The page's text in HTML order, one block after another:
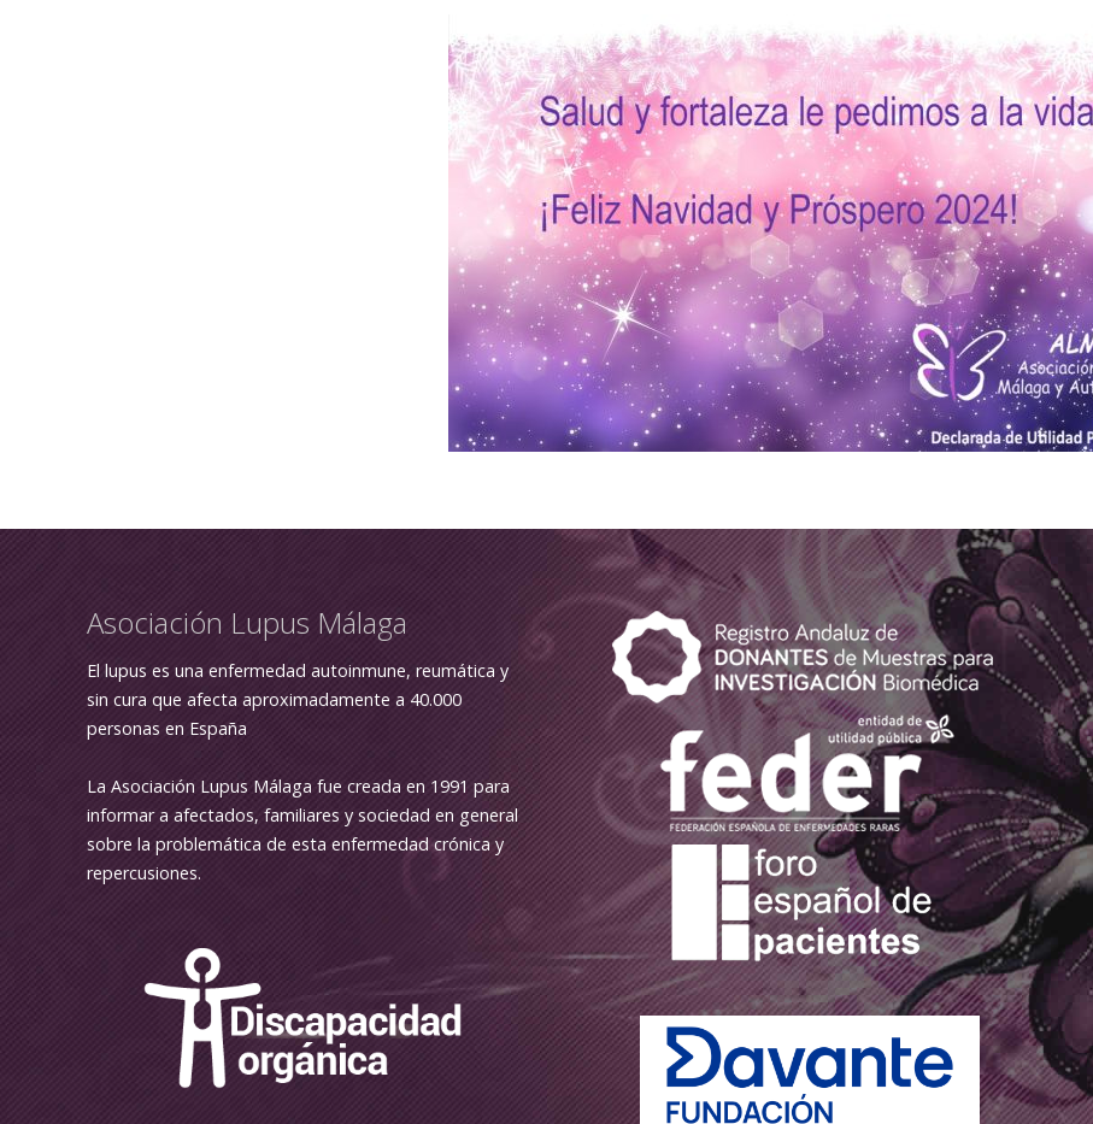
Asociación Lupus Málaga
El lupus es una enfermedad autoinmune, reumática y
sin cura que afecta aproximadamente a 40.000
personas en España
La Asociación Lupus Málaga fue creada en 1991 para
informar a afectados, familiares y sociedad en general
sobre la problemática de esta enfermedad crónica y
repercusiones.